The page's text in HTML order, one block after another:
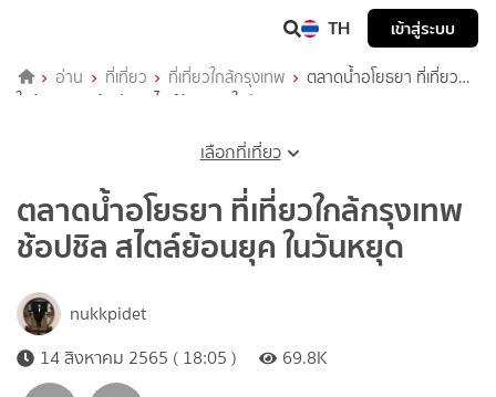
TH เข้าสู่ระบบ
อ่าน ที่เที่ยว ที่เที่ยวใกล้กรุงเทพ
ตลาดน้ำอโยธยา ที่เที่ยว
ใกล้กรุงเทพ ช้อปชิล สไตล์ย้อนยุค ในวันหยุด
เลือกที่เที่ยว
ตลาดน้ำอโยธยา ที่เที่ยวใกล้กรุงเทพ
ช้อปชิล สไตล์ย้อนยุค ในวันหยุด
nukkpidet
14 สิงหาคม 2565 ( 18:05 )
69.8K